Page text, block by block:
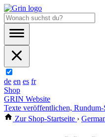
de en es fr
Shop
GRIN Website
Texte veröffentlichen, Rundum-
Zur Shop-Startseite ›